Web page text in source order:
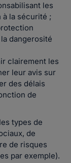
les
à la sécurité ;
dangerosité
clairement les
leur avis sur
des délais
de
types de
de
de risques
par exemple).